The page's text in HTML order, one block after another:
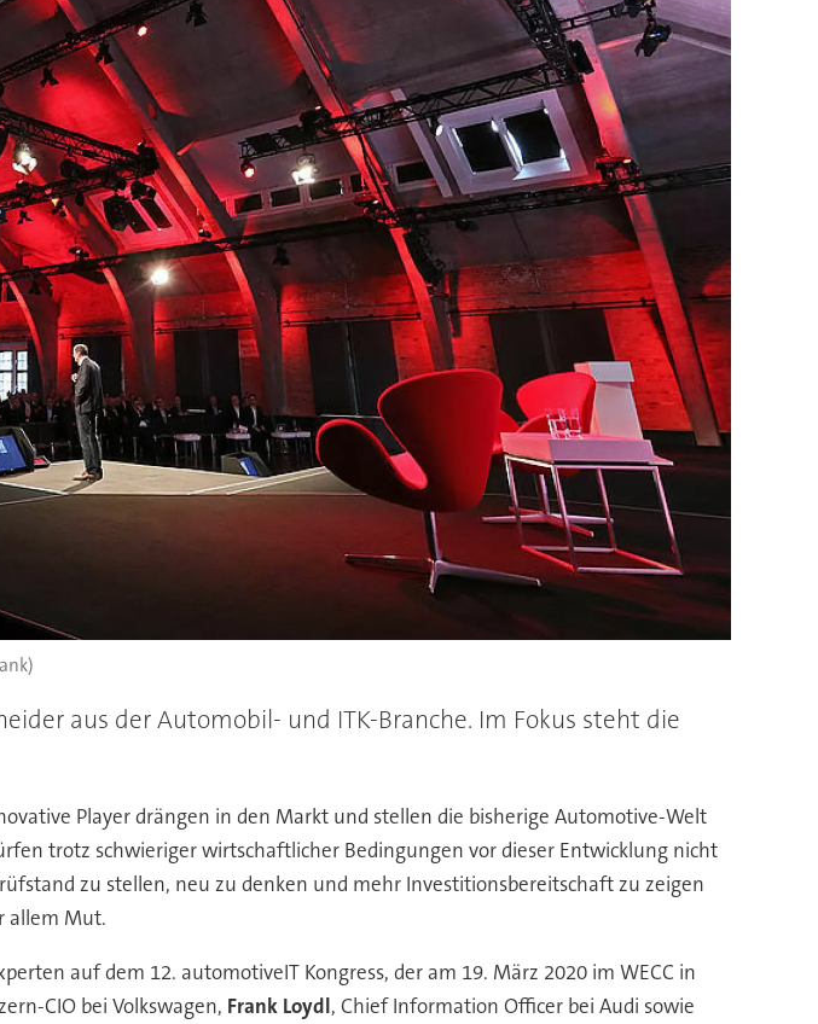
aus der Automobil- und ITK-Branche. Im Fokus steht die
Player drängen in den Markt und stellen die bisherige Automotive-Welt
trotz schwieriger wirtschaftlicher Bedingungen vor dieser Entwicklung nicht
zu stellen, neu zu denken und mehr Investitionsbereitschaft zu zeigen
allem Mut.
auf dem 12. automotiveIT Kongress, der am 19. März 2020 im WECC in
CIO bei Volkswagen, Frank Loydl, Chief Information Officer bei Audi sowie